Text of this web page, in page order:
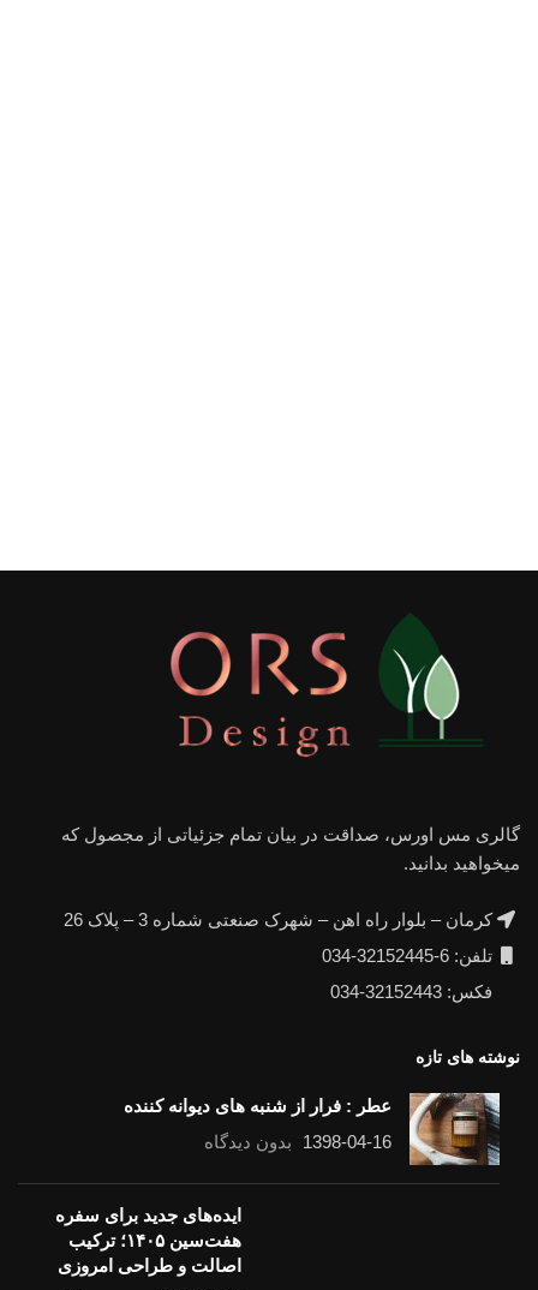
گالری مس اورس، صداقت در بیان تمام جزئیاتی از مجصول که
میخواهید بدانید.
کرمان – بلوار راه اهن – شهرک صنعتی شماره 3 – پلاک 26
تلفن: 6-32152445-034
فکس: 32152443-034
نوشته های تازه
عطر : فرار از شنبه های دیوانه کننده
1398-04-16
بدون دیدگاه
ایده‌های جدید برای سفره
هفت‌سین ۱۴۰۵؛ ترکیب
اصالت و طراحی امروزی